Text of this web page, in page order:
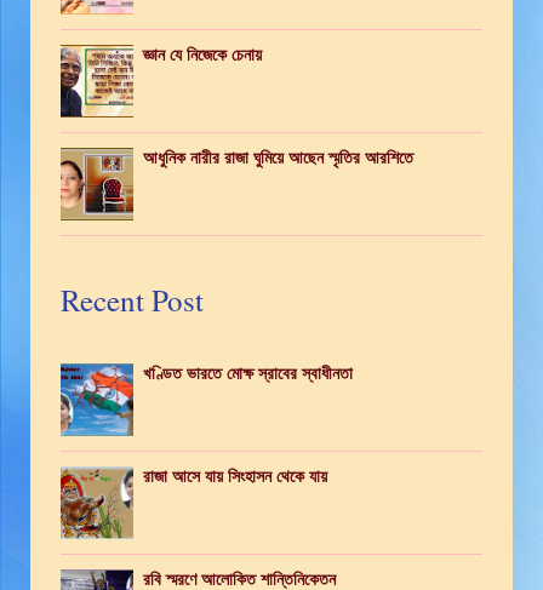
জ্ঞান যে নিজেকে চেনায়
আধুনিক নারীর রাজা ঘুমিয়ে আছেন স্মৃতির আরশিতে
Recent Post
খণ্ডিত ভারতে মোক্ষ স্রাবের স্বাধীনতা
রাজা আসে যায় সিংহাসন থেকে যায়
রবি স্মরণে আলোকিত শান্তিনিকেতন